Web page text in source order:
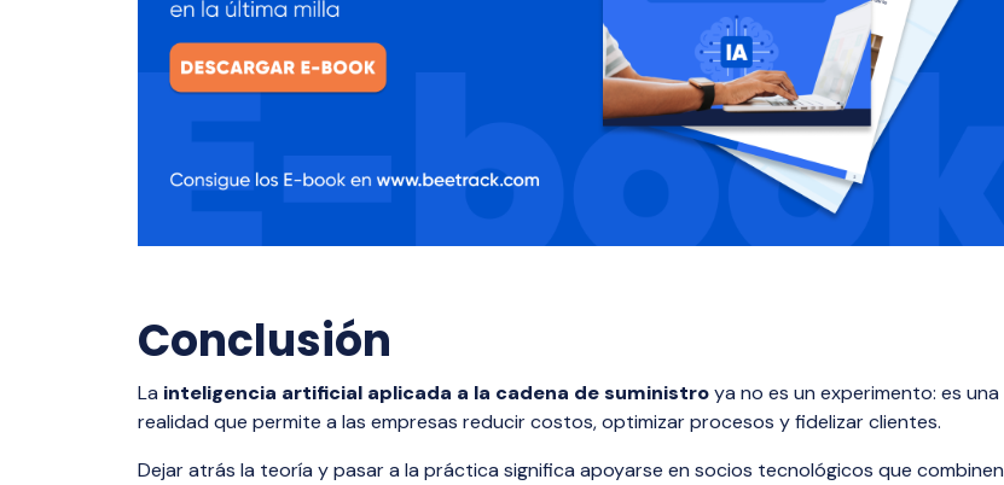
Conclusión
La inteligencia artificial aplicada a la cadena de suministroya no es un experimento: es una
realidad que permite a las empresas reducir costos, optimizar procesos y fidelizar clientes.
Dejar atrás la teoría y pasar a la práctica significa apoyarse en socios tecnológicos que combinen